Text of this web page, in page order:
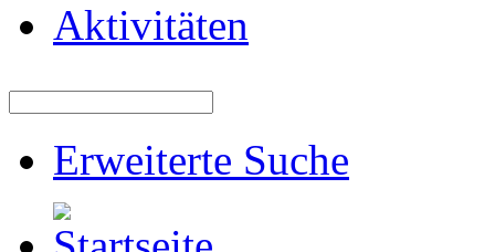
Aktivitäten
Erweiterte Suche